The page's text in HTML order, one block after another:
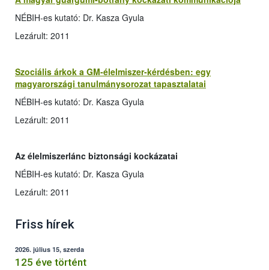
NÉBIH-es kutató: Dr. Kasza Gyula
Lezárult: 2011
Szociális árkok a GM-élelmiszer-kérdésben: egy
magyarországi tanulmánysorozat tapasztalatai
NÉBIH-es kutató: Dr. Kasza Gyula
Lezárult: 2011
Az élelmiszerlánc biztonsági kockázatai
NÉBIH-es kutató: Dr. Kasza Gyula
Lezárult: 2011
Friss hírek
2026. július 15, szerda
125 éve történt